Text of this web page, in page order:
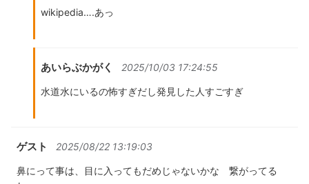
wikipedia….あっ
あいらぶかがく 2025/10/03 17:24:55
水道水にいるの怖すぎだし発見した人すごすぎ
ゲスト 2025/08/22 13:19:03
鼻にって事は、目に入ってもだめじゃないかな 繋がってる